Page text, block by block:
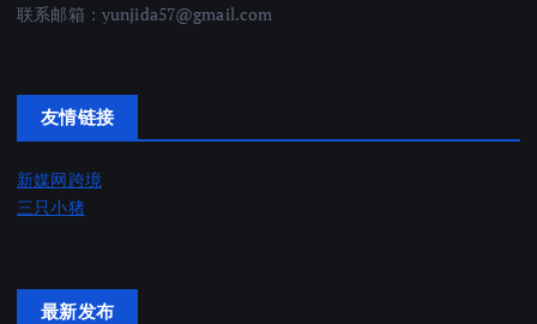
联系邮箱： yunjida57@gmail.com
友情链接
新媒网跨境
三只小猪
最新发布